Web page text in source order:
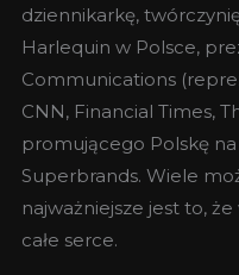
dziennikarkę,
Harlequin w Polsce,
Communications
CNN, Financial Times,
promującego Polskę
Superbrands. Wiele
najważniejsze jest to,
całe serce.